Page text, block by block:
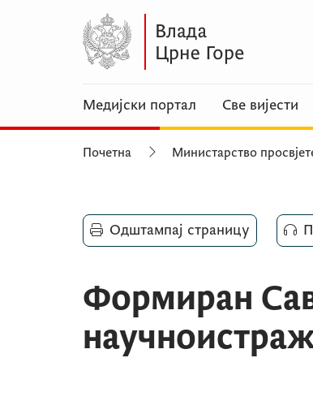
Медијски портал Све вијести
Почетна Министарство
Одштампај страницу
Формиран